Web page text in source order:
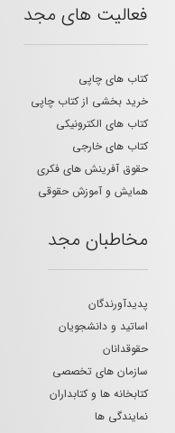
فعالیت های مجد
کتاب های چاپی
خرید بخشی از کتاب چاپی
کتاب های الکترونیکی
کتاب های خارجی
حقوق آفرینش های فکری
همایش و آموزش حقوقی
مخاطبان مجد
پدیدآورندگان
اساتید و دانشجویان
حقوقدانان
سازمان های تخصصی
کتابخانه ها و کتابداران
نمایندگی ها